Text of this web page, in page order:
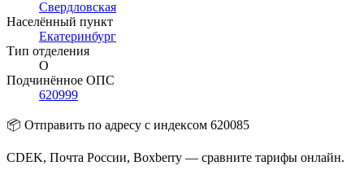
Свердловская
Населённый пункт
Екатеринбург
Тип отделения
О
Подчинённое ОПС
620999
📦 Отправить по адресу с индексом 620085
CDEK, Почта России, Boxberry — сравните тарифы онлайн.